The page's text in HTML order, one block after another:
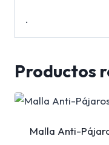
.
Productos
Malla Anti-